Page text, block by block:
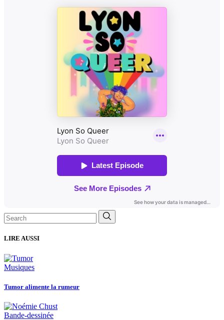
Search
for:
LIRE AUSSI
Musiques
Tumor alimente la rumeur
Bande-dessinée